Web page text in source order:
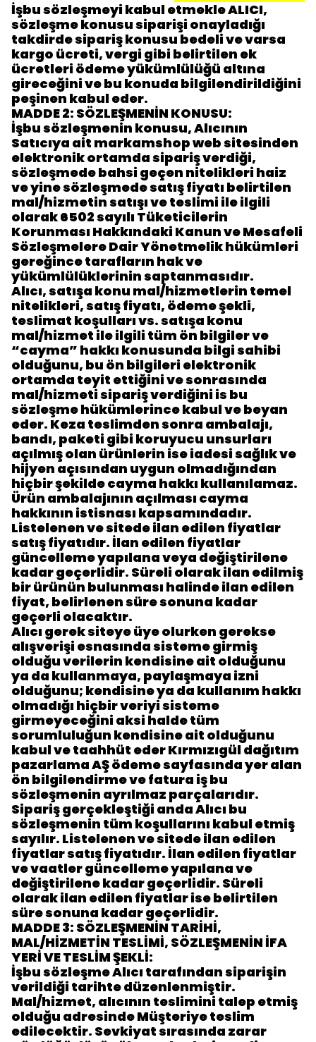
İşbu sözleşmeyi kabul etmekle ALICI,
sözleşme konusu siparişi onayladığı
takdirde sipariş konusu bedeli ve varsa
kargo ücreti, vergi gibi belirtilen ek
ücretleri ödeme yükümlülüğü altına
gireceğini ve bu konuda bilgilendirildiğini
peşinen kabul eder.
MADDE 2: SÖZLEŞMENİN KONUSU:
İşbu sözleşmenin konusu, Alıcının
Satıcıya ait markamshop web sitesinden
elektronik ortamda sipariş verdiği,
sözleşmede bahsi geçen nitelikleri haiz
ve yine sözleşmede satış fiyatı belirtilen
mal/hizmetin satışı ve teslimi ile ilgili
olarak 6502 sayılı Tüketicilerin
Korunması Hakkındaki Kanun ve Mesafeli
Sözleşmelere Dair Yönetmelik hükümleri
gereğince tarafların hak ve
yükümlülüklerinin saptanmasıdır.
Alıcı, satışa konu mal/hizmetlerin temel
nitelikleri, satış fiyatı, ödeme şekli,
teslimat koşulları vs. satışa konu
mal/hizmet ile ilgili tüm ön bilgiler ve
“cayma” hakkı konusunda bilgi sahibi
olduğunu, bu ön bilgileri elektronik
ortamda teyit ettiğini ve sonrasında
mal/hizmeti sipariş verdiğini is bu
sözleşme hükümlerince kabul ve beyan
eder. Keza teslimden sonra ambalajı,
bandı, paketi gibi koruyucu unsurları
açılmış olan ürünlerin ise iadesi sağlık ve
hijyen açısından uygun olmadığından
hiçbir şekilde cayma hakkı kullanılamaz.
Ürün ambalajının açılması cayma
hakkının istisnası kapsamındadır.
Listelenen ve sitede ilan edilen fiyatlar
satış fiyatıdır. İlan edilen fiyatlar
güncelleme yapılana veya değiştirilene
kadar geçerlidir. Süreli olarak ilan edilmiş
bir ürünün bulunması halinde ilan edilen
fiyat, belirlenen süre sonuna kadar
geçerli olacaktır.
Alıcı gerek siteye üye olurken gerekse
alışverişi esnasında sisteme girmiş
olduğu verilerin kendisine ait olduğunu
ya da kullanmaya, paylaşmaya izni
olduğunu; kendisine ya da kullanım hakkı
olmadığı hiçbir veriyi sisteme
girmeyeceğini aksi halde tüm
sorumluluğun kendisine ait olduğunu
kabul ve taahhüt eder Kırmızıgül dağıtım
pazarlama AŞ ödeme sayfasında yer alan
ön bilgilendirme ve fatura iş bu
sözleşmenin ayrılmaz parçalarıdır.
Sipariş gerçekleştiği anda Alıcı bu
sözleşmenin tüm koşullarını kabul etmiş
sayılır. Listelenen ve sitede ilan edilen
fiyatlar satış fiyatıdır. İlan edilen fiyatlar
ve vaatler güncelleme yapılana ve
değiştirilene kadar geçerlidir. Süreli
olarak ilan edilen fiyatlar ise belirtilen
süre sonuna kadar geçerlidir.
MADDE 3: SÖZLEŞMENİN TARİHİ,
MAL/HİZMETİN TESLİMİ, SÖZLEŞMENİN İFA
YERİ VE TESLİM ŞEKLİ:
İşbu sözleşme Alıcı tarafından siparişin
verildiği tarihte düzenlenmiştir.
Mal/hizmet, alıcının teslimini talep etmiş
olduğu adresinde Müşteriye teslim
edilecektir. Sevkiyat sırasında zarar